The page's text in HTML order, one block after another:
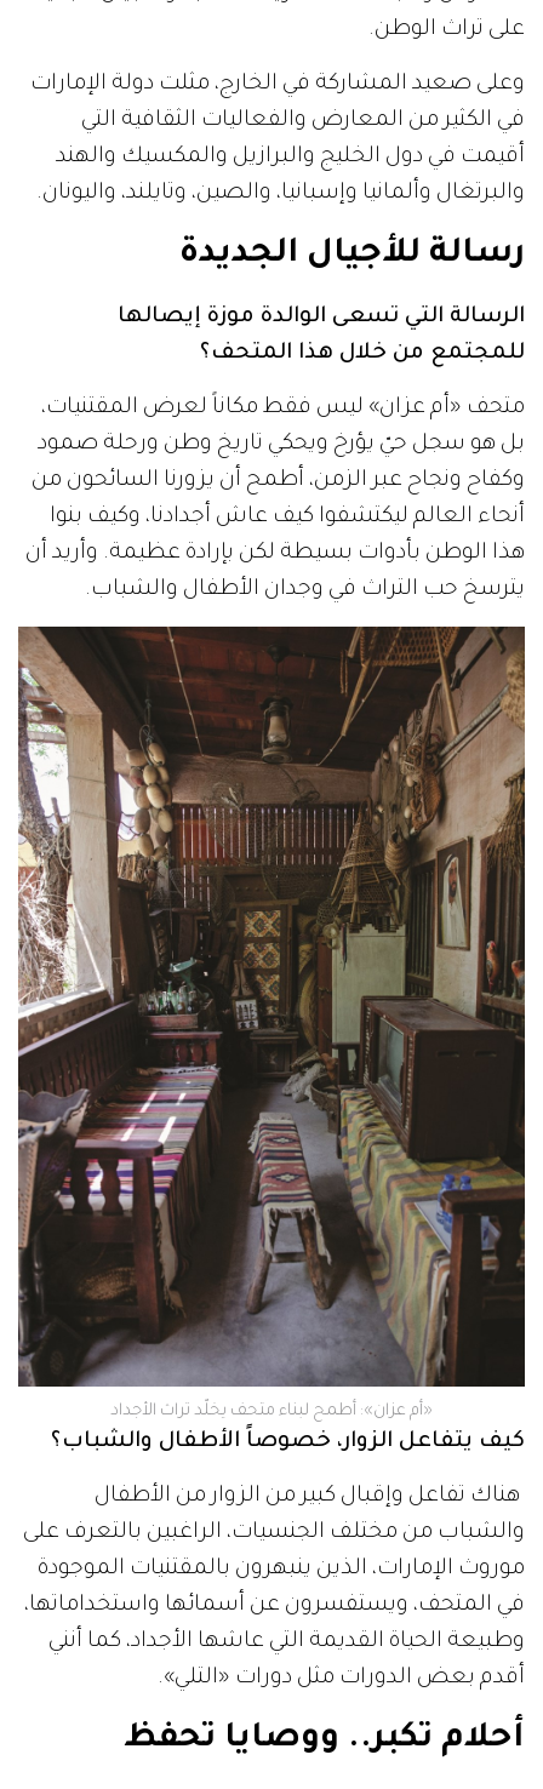
على تراث الوطن.
وعلى صعيد المشاركة في الخارج، مثلت دولة الإمارات
في الكثير من المعارض والفعاليات الثقافية التي
أقيمت في دول الخليج والبرازيل والمكسيك والهند
والبرتغال وألمانيا وإسبانيا، والصين، وتايلند، واليونان.
رسالة للأجيال الجديدة
الرسالة التي تسعى الوالدة موزة إيصالها
للمجتمع من خلال هذا المتحف؟
متحف «أم عزان» ليس فقط مكاناً لعرض المقتنيات،
بل هو سجل حيّ يؤرخ ويحكي تاريخ وطن ورحلة صمود
وكفاح ونجاح عبر الزمن، أطمح أن يزورنا السائحون من
أنحاء العالم ليكتشفوا كيف عاش أجدادنا، وكيف بنوا
هذا الوطن بأدوات بسيطة لكن بإرادة عظيمة. وأريد أن
يترسخ حب التراث في وجدان الأطفال والشباب.
«أم عزان»: أطمح لبناء متحف يخلّد تراث الأجداد
كيف يتفاعل الزوار، خصوصاً الأطفال والشباب؟
هناك تفاعل وإقبال كبير من الزوار من الأطفال
والشباب من مختلف الجنسيات، الراغبين بالتعرف على
موروث الإمارات، الذين ينبهرون بالمقتنيات الموجودة
في المتحف، ويستفسرون عن أسمائها واستخداماتها،
وطبيعة الحياة القديمة التي عاشها الأجداد، كما أنني
أقدم بعض الدورات مثل دورات «التلي».
أحلام تكبر.. ووصايا تحفظ